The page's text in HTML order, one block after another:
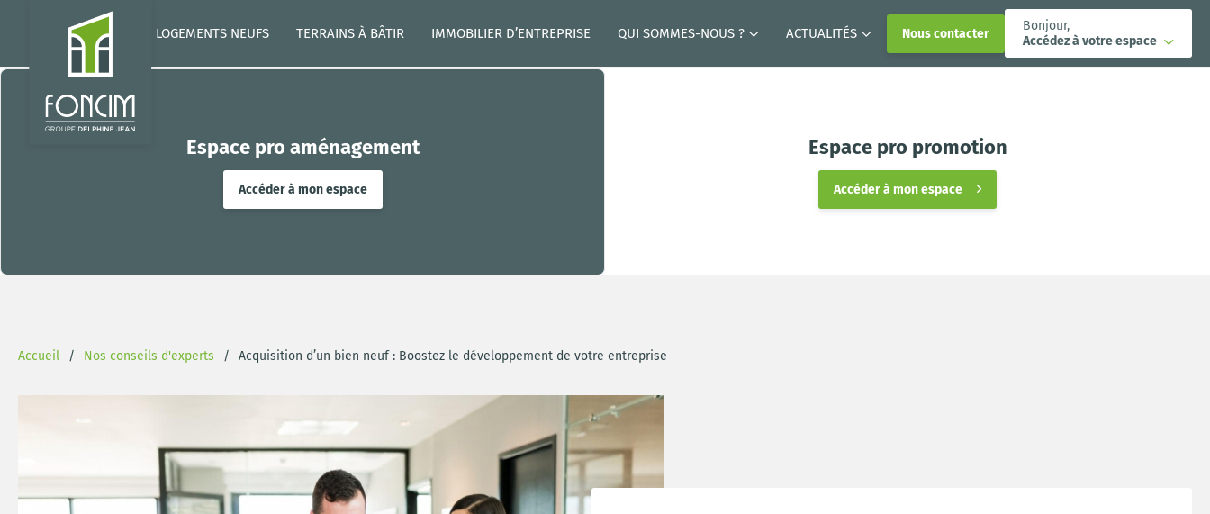
LOGEMENTS NEUFS TERRAINS À BÂTIR IMMOBILIER D’ENTREPRISE QUI SOMMES-NOUS ? ACTUALITÉS Nous contacter
Bonjour,
Accédez à votre espace
Espace pro aménagement
Accéder à mon espace
Espace pro promotion
Accéder à mon espace
Accueil Nos conseils d'experts Acquisition d’un bien neuf : Boostez le développement de votre entreprise